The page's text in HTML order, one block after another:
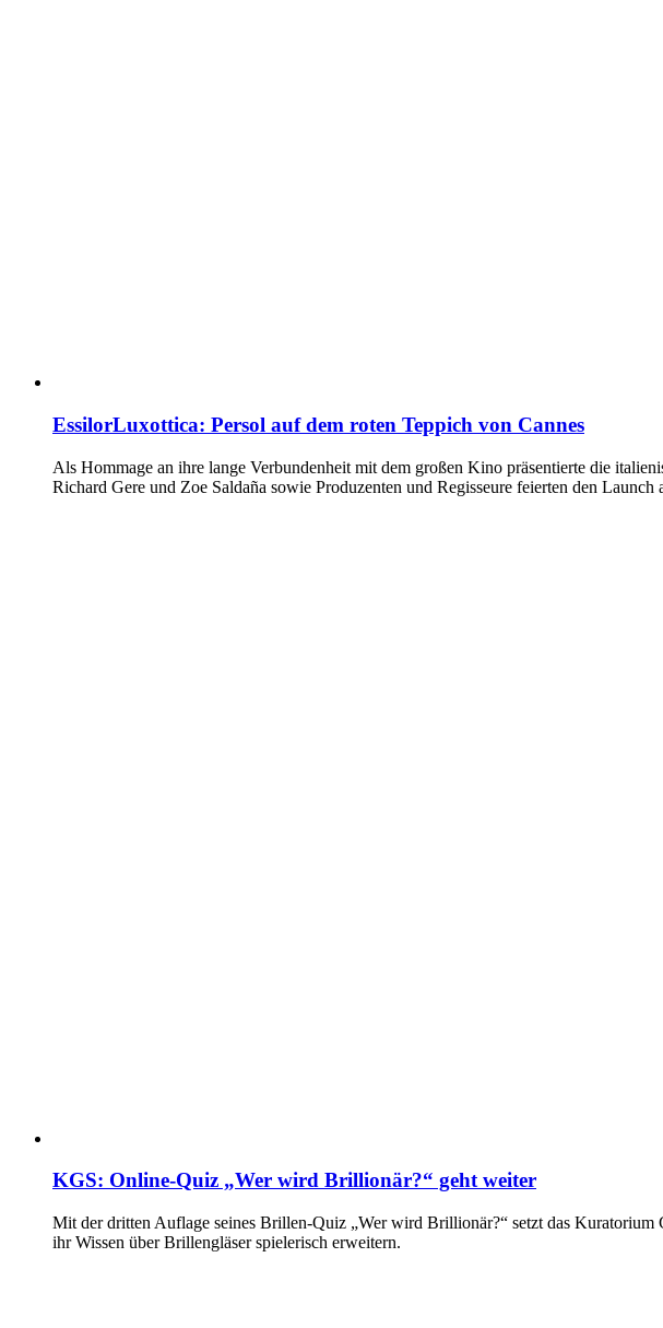
EssilorLuxottica: Persol auf dem roten Teppich von Cannes
Als Hommage an ihre lange Verbundenheit mit dem großen Kino präsentierte die
Richard Gere und Zoe Saldaña sowie Produzenten und Regisseure feierten den
KGS: Online-Quiz „Wer wird Brillionär?“ geht weiter
Mit der dritten Auflage seines Brillen-Quiz „Wer wird Brillionär?“ setzt das
ihr Wissen über Brillengläser spielerisch erweitern.